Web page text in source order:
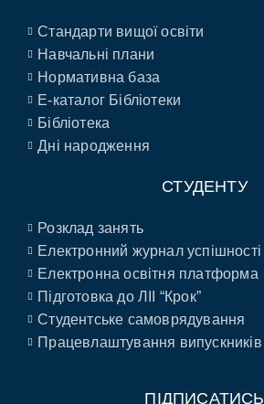
Стандарти вищої освіти
Навчальні плани
Нормативна база
E-каталог Бібліотеки
Бібліотека
Дні народження
СТУДЕНТУ
Розклад занять
Електронний журнал успішності
Електронна освітня платформа
Підготовка до ЛІІ “Крок”
Студентське самоврядування
Працевлаштування випускників
ПІДПИСАТИСЬ